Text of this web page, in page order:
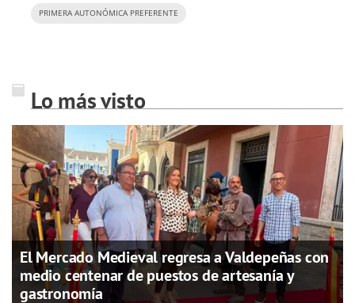
PRIMERA AUTONÓMICA PREFERENTE
Lo más visto
El Mercado Medieval regresa a Valdepeñas con
medio centenar de puestos de artesanía y
gastronomía